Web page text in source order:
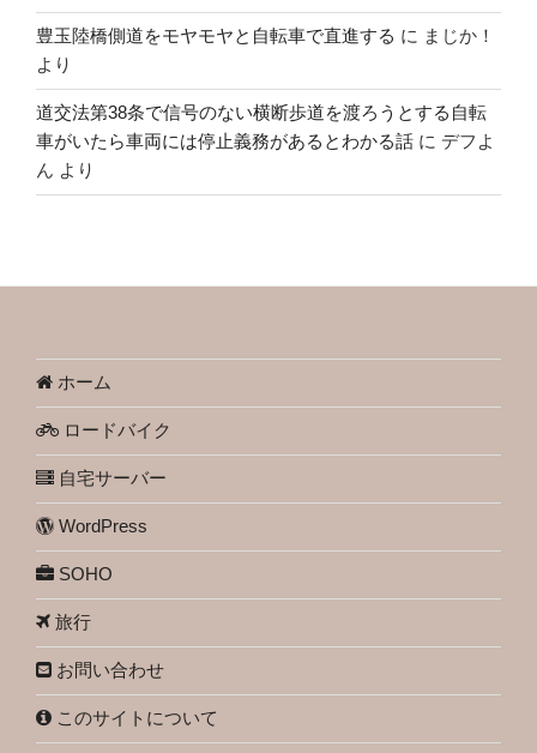
豊玉陸橋側道をモヤモヤと自転車で直進する に まじか！
より
道交法第38条で信号のない横断歩道を渡ろうとする自転
車がいたら車両には停止義務があるとわかる話 に デフよ
ん より
ホーム
ロードバイク
自宅サーバー
WordPress
SOHO
旅行
お問い合わせ
このサイトについて